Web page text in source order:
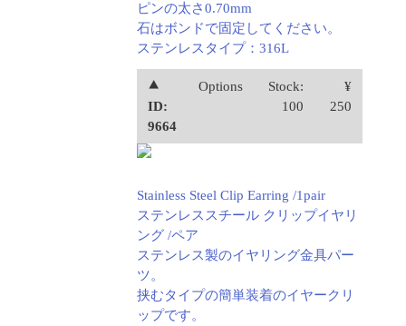
ピンの太さ0.70mm
石はボンドで固定してください。
ステンレスタイプ：316L
⯅
ID:
9664
Options
Stock:
100
¥
250
Stainless Steel Clip Earring /1pair
ステンレススチール クリップイヤリ
ング /ペア
ステンレス製のイヤリング金具パー
ツ。
挟むタイプの簡単装着のイヤークリ
ップです。